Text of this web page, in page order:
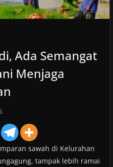
Ada Semangat
Menjaga
sawah di Kelurahan
tampak lebih ramai